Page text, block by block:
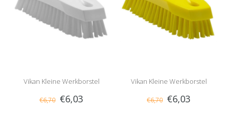
Vikan Kleine Werkborstel
Medium Wit
€6,70 €6,03
Vikan Kleine Werkborstel
Medium Geel
€6,70 €6,03